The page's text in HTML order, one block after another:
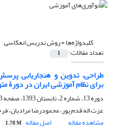
کلیدواژه‌ها =روش تدریس انعکاسی
تعداد مقالات: 1
طراحی، تدوین و هنجاریابی
برای نظام آموزشی ایران در دورة
دوره 13، شماره 2، تابستان 1393، صفحه
عزت اله قدم پور، محمودرضا مرادیان،
مشاهده مقاله
اصل مقاله 1.78 M